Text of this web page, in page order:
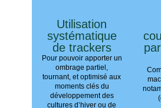
Utilisation
systématique
de trackers
Pour pouvoir apporter un
ombrage partiel,
tournant, et optimisé aux
moments clés du
développement des
cultures d’hiver ou de